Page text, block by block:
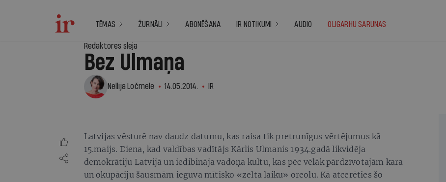
TĒMAS ŽURNĀLI ABONĒŠANA IR NOTIKUMI AUDIO OLIGARHU SARUNAS
Redaktores sleja
Bez Ulmaņa
Nellija Ločmele 14.05.2014. IR
Latvijas vēsturē nav daudz datumu, kas raisa tik pretrunīgus vērtējumus kā
15.maijs. Diena, kad valdības vadītājs Kārlis Ulmanis 1934.gadā likvidēja
demokrātiju Latvijā un iedibināja vadoņa kultu, kas pēc vēlāk pārdzīvotajām kara
un okupāciju šausmām ieguva mītisko «zelta laiku» oreolu. Kā atcerēties šo